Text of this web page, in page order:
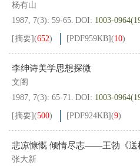
杨有山
1987, 7(3): 59-65. DOI: 1003-
[摘要](652) [PDF959KB](10)
李绅诗美学思想探微
文阁
1987, 7(3): 65-71. DOI: 1003-
[摘要](500) [PDF924KB](9)
悲凉慷慨 倾情尽志——王勃《送
张大新